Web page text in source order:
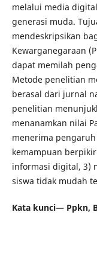
melalui media
generasi muda.
mendeskripsikan
Kewarganegaraan
dapat memilah
Metode penelitian
berasal dari jurnal
penelitian
menanamkan nilai
menerima
kemampuan
informasi digital, 3)
siswa tidak mudah
Kata kunci—Ppkn,